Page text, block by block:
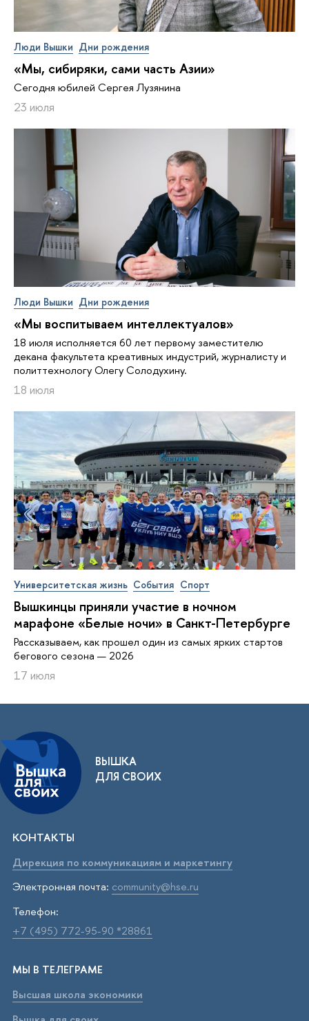
Люди Вышки Дни рождения
«Мы, сибиряки, сами часть Азии»
Сегодня юбилей Сергея Лузянина
23 июля
Люди Вышки Дни рождения
«Мы воспитываем интеллектуалов»
18 июля исполняется 60 лет первому заместителю
декана факультета креативных индустрий, журналисту и
политтехнологу Олегу Солодухину.
18 июля
Университетская жизнь События Спорт
Вышкинцы приняли участие в ночном
марафоне «Белые ночи» в Санкт-Петербурге
Рассказываем, как прошел один из самых ярких стартов
бегового сезона — 2026
17 июля
ВЫШКА
ДЛЯ СВОИХ
КОНТАКТЫ
Дирекция по коммуникациям и маркетингу
Электронная почта: community@hse.ru
Телефон:
+7 (495) 772-95-90 *28861
МЫ В ТЕЛЕГРАМЕ
Высшая школа экономики